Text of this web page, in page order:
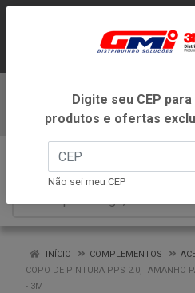
ATENDIMENTO
MINAS
INÍCIO COMPLEMENTOS
COPO DE PINTURA PPS 2.0,TAMANHO
- 3M
Digite seu CEP
produtos e ofertas
Não sei meu CEP